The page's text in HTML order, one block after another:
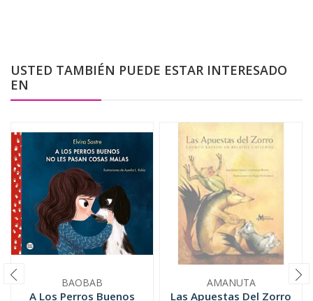
USTED TAMBIÉN PUEDE ESTAR INTERESADO
EN
BAOBAB
A Los Perros Buenos
AMANUTA
Las Apuestas Del Zorro